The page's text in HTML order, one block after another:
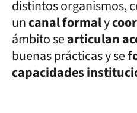
distintos organismos,
uncanal formaly
ámbito searticulan
buenas prácticas y se
capacidades